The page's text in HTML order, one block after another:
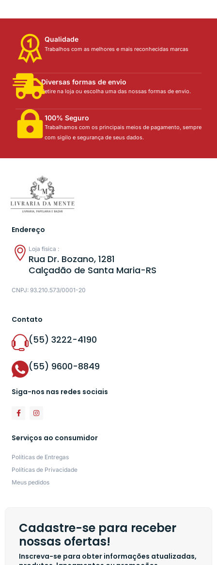
Qualidade
Trabalhos com as melhores e mais reconhecidas marcas
Diversas formas de envio
Retire na loja ou escolha uma das nossas formas de envio.
100% Seguro
Trabalhamos com os principais meios de pagamento, sempre
com sigilo e segurança de seus dados.
Endereço
Loja física :
Rua Dr. Bozano, 1281
Calçadão de Santa Maria-RS
CNPJ: 93.210.573/0001-20
Contato
(55) 3222-4190
(55) 9600-8849
Siga-nos nas redes sociais
Serviços ao consumidor
Políticas de Entregas
Políticas de Privacidade
Meus pedidos
Cadastre-se para receber
nossas ofertas!
Inscreva-se para obter informações atualizadas,